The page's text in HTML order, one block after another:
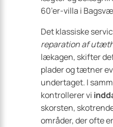
60’er-villa i
Det klassiske
reparation af
lækagen, skifter
plader og tætner
undertaget. I
kontrollerer vi
skorsten,
områder, der ofte